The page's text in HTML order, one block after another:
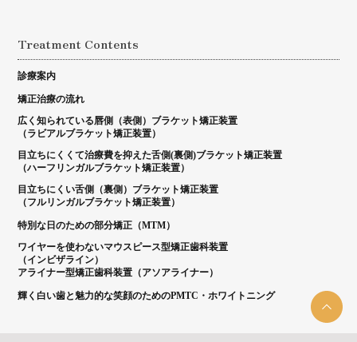
Treatment Contents
診療案内
矯正治療の流れ
広く知られている唇側（表側）ブラケット矯正装置
（ラビアルブラケット矯正装置）
目立ちにくくて治療費を抑えた舌側(裏側)ブラケット矯正装置
（ハーフリンガルブラケット矯正装置）
目立ちにくい舌側（裏側）ブラケット矯正装置
（フルリンガルブラケット矯正装置）
特別な日のための部分矯正（MTM）
ワイヤーを使わないマウスピース型矯正歯科装置
（インビザライン）
アライナー型矯正歯科装置（アソアライナー）
輝く白い歯と魅力的な笑顔のためのPMTC・ホワイトニング